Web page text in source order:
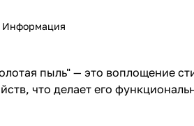
Информация
пыль" — это воплощение
что делает его